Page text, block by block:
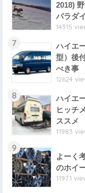
2018)
パラダ
14315
7
ハイエ
型）後
べき事
12624
8
ハイエ
ヒッチ
ススメ
11983
9
よーく
のホイ
11971